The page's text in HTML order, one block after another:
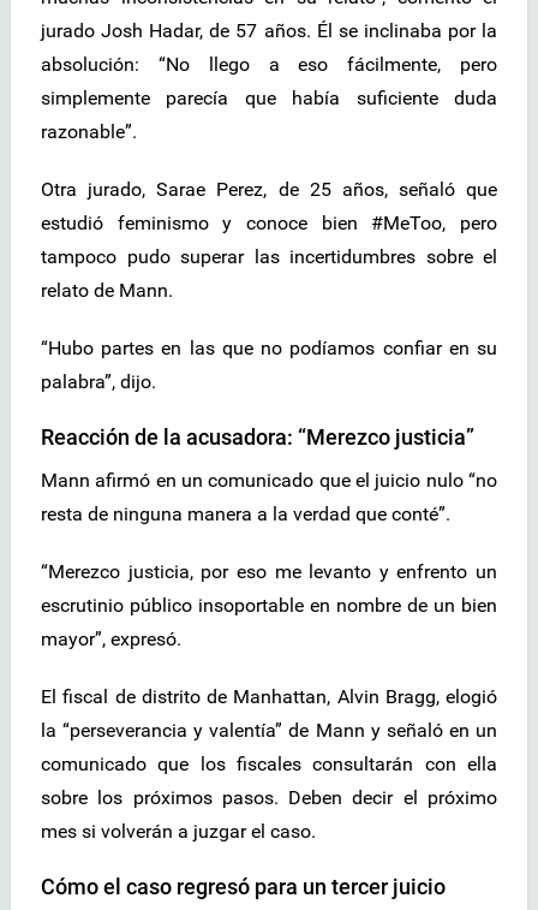
jurado Josh Hadar, de 57 años. Él se inclinaba por la
absolución: “No llego a eso fácilmente, pero
simplemente parecía que había suficiente duda
razonable”.
Otra jurado, Sarae Perez, de 25 años, señaló que
estudió feminismo y conoce bien #MeToo, pero
tampoco pudo superar las incertidumbres sobre el
relato de Mann.
“Hubo partes en las que no podíamos confiar en su
palabra”, dijo.
Reacción de la acusadora: “Merezco justicia”
Mann afirmó en un comunicado que el juicio nulo “no
resta de ninguna manera a la verdad que conté”.
“Merezco justicia, por eso me levanto y enfrento un
escrutinio público insoportable en nombre de un bien
mayor”, expresó.
El fiscal de distrito de Manhattan, Alvin Bragg, elogió
la “perseverancia y valentía” de Mann y señaló en un
comunicado que los fiscales consultarán con ella
sobre los próximos pasos. Deben decir el próximo
mes si volverán a juzgar el caso.
Cómo el caso regresó para un tercer juicio